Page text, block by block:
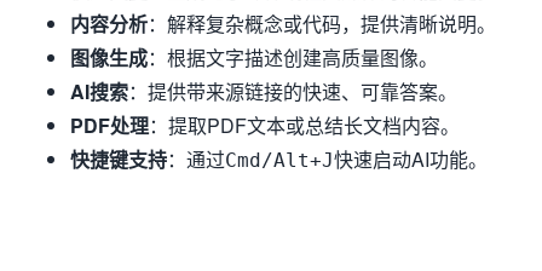
内容分析：解释复杂概念或代码，提供清晰说明。
图像生成：根据文字描述创建高质量图像。
AI搜索：提供带来源链接的快速、可靠答案。
PDF处理：提取PDF文本或总结长文档内容。
快捷键支持：通过Cmd/Alt+J快速启动AI功能。